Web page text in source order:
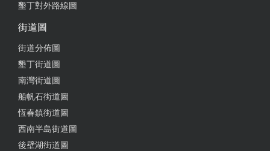
墾丁對外路線圖
街道圖
街道分佈圖
墾丁街道圖
南灣街道圖
船帆石街道圖
恆春鎮街道圖
西南半島街道圖
後壁湖街道圖